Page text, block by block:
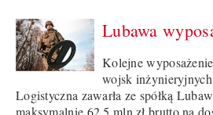
Lubawa
Kolejne
wojsk
Logistyczna zawarła ze spółką